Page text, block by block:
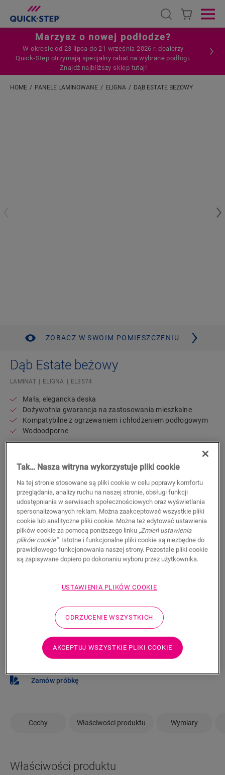
Open search
Marzysz o nowej podłodze?
W okresie od 23 lipca do 21 września 2026 r. dealerzy
Quick‑Step otrzymają specjalny rabat na wybrane podłogi.
Znajdź najbliższy sklep tutaj!
HOME PANELE LAMINOWANE ELIGNA DĄB ESTATE BEŻOWY
ZOBACZ W SWOIM POMIESZCZENIU
Dąb Estate beżowy
LAMINAT ELIGNA EL3574
Mała, elegancka deska
Dożywotnia gwarancja na zastosowania mieszkalne
Kompatybilne z ogrzewaniem i chłodzeniem podłogowym
Wodoodporne
Sugerowana cena brutto
Znajdź dealera w swoim regionie
Chcesz zobaczyć tę podłogę na żywo? Nadal nurtują
Cię jakieś pytania? Nie ma problemu! Zawsze możesz
znaleźć dealera w swoim pobliżu.
WYSZUKAJ
Nie masz pewności, czy ta podłoga pasuje
do Twojego stylu i potrzeb?
Zamów próbkę
Cechy Właściwości produktu Wymiary
Właściwości produktu
Tak… Nasza witryna wykorzystuje pliki cookie
Na tej stronie stosowane są pliki cookie w celu poprawy komfortu
przeglądania, analizy ruchu na naszej stronie, obsługi funkcji
udostępniania w serwisach społecznościowych oraz wyświetlania
spersonalizowanych reklam. Można zaakceptować wszystkie pliki
cookie lub analityczne pliki cookie. Można też edytować ustawienia
plików cookie za pomocą poniższego linku „Zmień ustawienia
plików cookie”. Istotne i funkcjonalne pliki cookie są niezbędne do
prawidłowego funkcjonowania naszej strony. Pozostałe pliki cookie
są zapisywane dopiero po dokonaniu wyboru przez użytkownika.
USTAWIENIA PLIKÓW COOKIE
ODRZUCENIE WSZYSTKICH
AKCEPTUJ WSZYSTKIE PLIKI COOKIE